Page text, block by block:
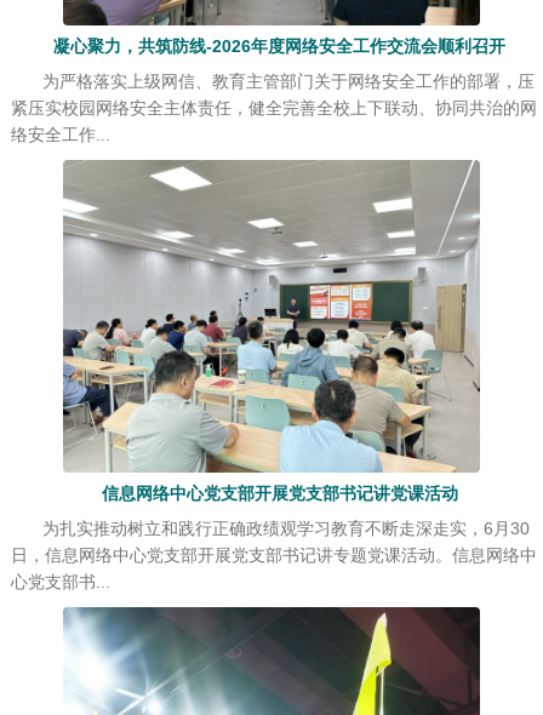
凝心聚力，共筑防线-2026年度网络安全工作交流会顺利召开
为严格落实上级网信、教育主管部门关于网络安全工作的部署，压
紧压实校园网络安全主体责任，健全完善全校上下联动、协同共治的网
络安全工作...
信息网络中心党支部开展党支部书记讲党课活动
为扎实推动树立和践行正确政绩观学习教育不断走深走实，6月30
日，信息网络中心党支部开展党支部书记讲专题党课活动。信息网络中
心党支部书...